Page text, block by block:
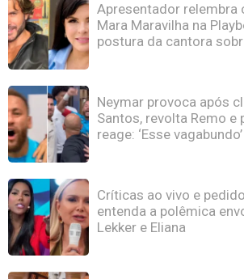
Apresentador relembra
Mara Maravilha na
postura da cantora
Neymar provoca após
Santos, revolta Remo e
reage: ‘Esse vagabundo’
Críticas ao vivo e
entenda a polêmica
Lekker e Eliana